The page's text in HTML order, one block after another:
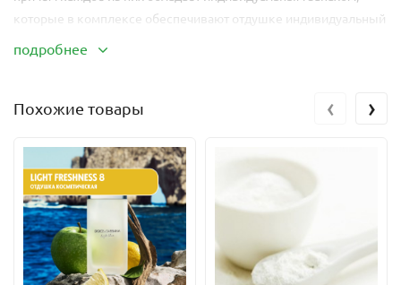
которые в комплексе обеспечивают отдушке индивидуальный
аромат. Кроме ароматических веществ, отдушка также
содержит растворитель, добавляемый для обеспечения ее
гликоль), и фиксатор, вводимый для снижения летучести
долгого времени.
Растворимость:жирорастворим
Содержание ванили:0,3%.
Рекомендуемый процент ввода:
подробнее
Похожие товары ‹ ›